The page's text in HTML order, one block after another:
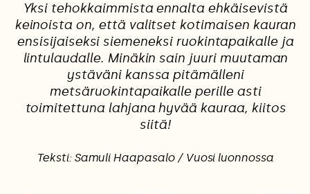
Yksi tehokkaimmista ennalta ehkäisevistä
keinoista on, että valitset kotimaisen kauran
ensisijaiseksi siemeneksi ruokintapaikalle ja
lintulaudalle. Minäkin sain juuri muutaman
ystäväni kanssa pitämälleni
metsäruokintapaikalle perille asti
toimitettuna lahjana hyvää kauraa, kiitos
siitä!
Teksti: Samuli Haapasalo / Vuosi luonnossa